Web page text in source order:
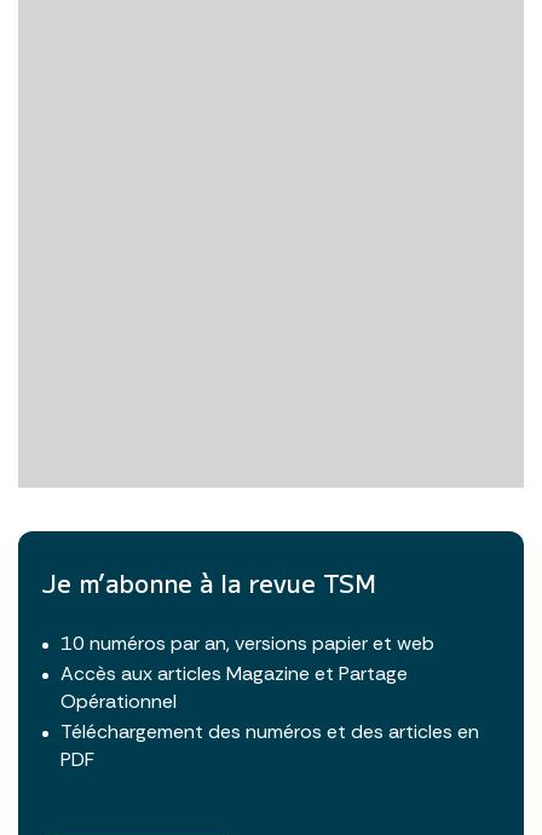
Je m’abonne à la revue TSM
10 numéros par an, versions papier et web
Accès aux articles Magazine et Partage
Opérationnel
Téléchargement des numéros et des articles en
PDF